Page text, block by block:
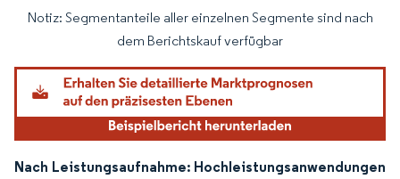
Bild © Mordor Intelligence. Wiederverwendung erfordert Namensnennung
Notiz: Segmentanteile aller einzelnen Segmente sind nach
dem Berichtskauf verfügbar
Nach Leistungsaufnahme: Hochleistungsanwendungen